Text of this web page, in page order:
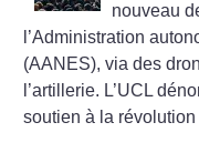
nouveau
l’Administration
(AANES), via des
l’artillerie. L’UCL
soutien à la